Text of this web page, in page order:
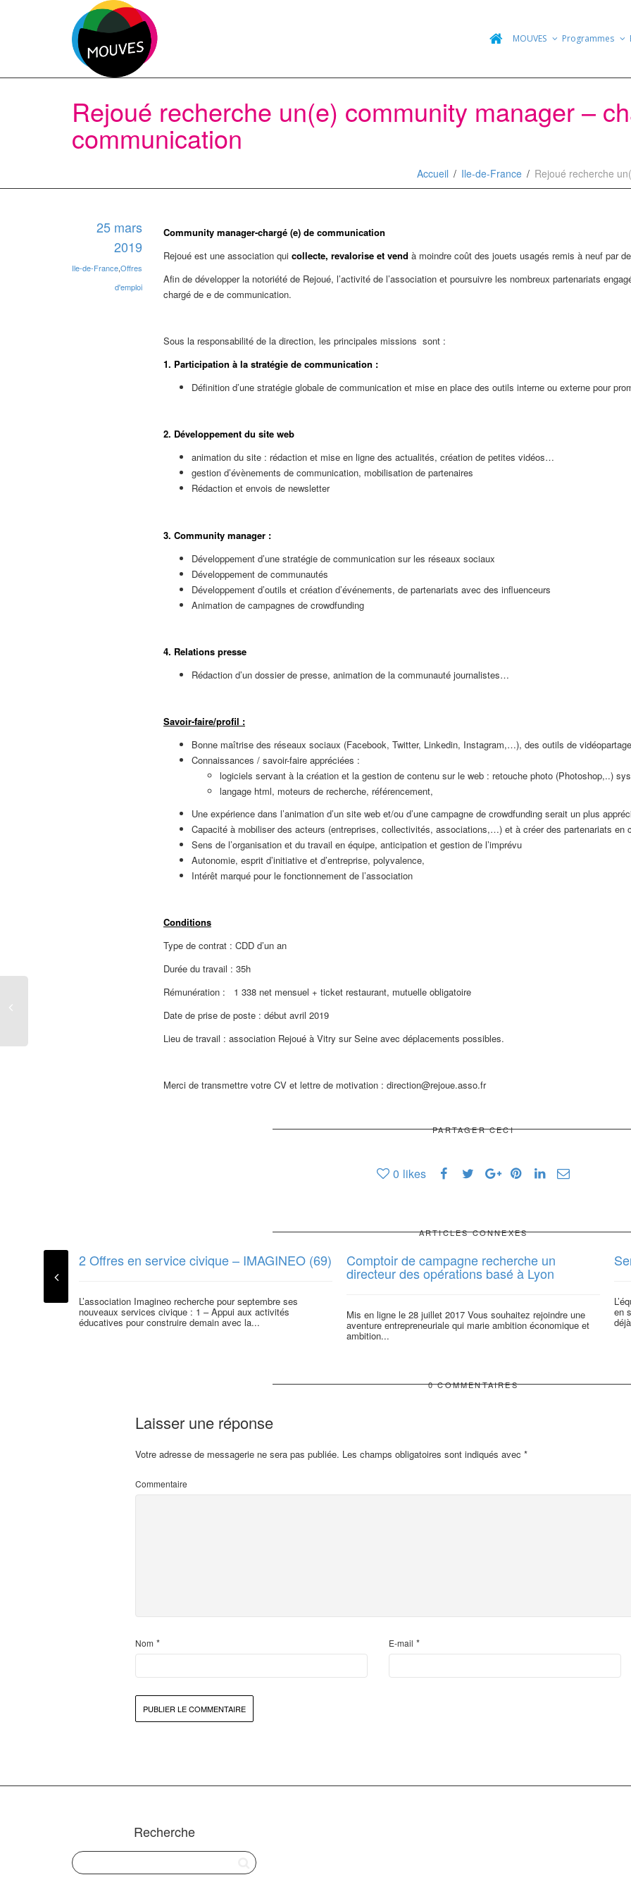
MOUVES Programmes
Rejoué recherche un(e) community manager –
communication
Accueil Ile-de-France Rejoué recherche
25 mars
2019
Ile-de-France,Offres
d'emploi
Community manager-chargé (e) de communication
Rejoué est une association qui collecte, revalorise et vend à moindre coût des jouets usagés remis à neuf par
Afin de développer la notoriété de Rejoué, l’activité de l’association et poursuivre les nombreux partenariats
chargé de e de communication.
Sous la responsabilité de la direction, les principales missions sont :
1. Participation à la stratégie de communication :
Définition d’une stratégie globale de communication et mise en place des outils interne ou externe pour
2. Développement du site web
animation du site : rédaction et mise en ligne des actualités, création de petites vidéos…
gestion d’évènements de communication, mobilisation de partenaires
Rédaction et envois de newsletter
3. Community manager :
Développement d’une stratégie de communication sur les réseaux sociaux
Développement de communautés
Développement d’outils et création d’événements, de partenariats avec des influenceurs
Animation de campagnes de crowdfunding
4. Relations presse
Rédaction d’un dossier de presse, animation de la communauté journalistes…
Savoir-faire/profil :
Bonne maîtrise des réseaux sociaux (Facebook, Twitter, Linkedin, Instagram,…), des outils de
Connaissances / savoir-faire appréciées :
logiciels servant à la création et la gestion de contenu sur le web : retouche photo (Photoshop,..)
langage html, moteurs de recherche, référencement,
Une expérience dans l’animation d’un site web et/ou d’une campagne de crowdfunding serait un plus
Capacité à mobiliser des acteurs (entreprises, collectivités, associations,…) et à créer des partenariats en
Sens de l’organisation et du travail en équipe, anticipation et gestion de l’imprévu
Autonomie, esprit d’initiative et d’entreprise, polyvalence,
Intérêt marqué pour le fonctionnement de l’association
Conditions
Type de contrat : CDD d’un an
Durée du travail : 35h
Rémunération : 1 338 net mensuel + ticket restaurant, mutuelle obligatoire
Date de prise de poste : début avril 2019
Lieu de travail : association Rejoué à Vitry sur Seine avec déplacements possibles.
Merci de transmettre votre CV et lettre de motivation : direction@rejoue.asso.fr
PARTAGER CECI
0 likes
ARTICLES CONNEXES
2 Offres en service civique – IMAGINEO (69)
L’association Imagineo recherche pour septembre ses
nouveaux services civique : 1 – Appui aux activités
éducatives pour construire demain avec la...
Comptoir de campagne recherche un
directeur des opérations basé à Lyon
Mis en ligne le 28 juillet 2017 Vous souhaitez rejoindre une
aventure entrepreneuriale qui marie ambition économique et
ambition...
en
0 COMMENTAIRES
Laisser une réponse
Votre adresse de messagerie ne sera pas publiée. Les champs obligatoires sont indiqués avec *
Commentaire
Nom * E-mail *
Recherche